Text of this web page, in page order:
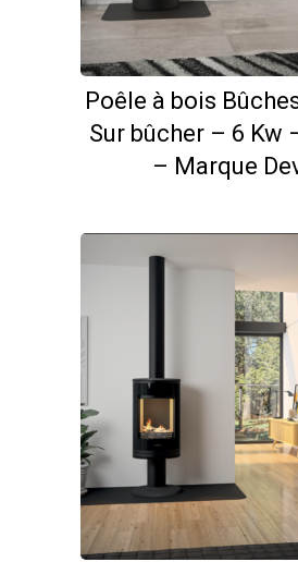
Poêle à bois
Sur bûcher – 6 Kw
– Marque